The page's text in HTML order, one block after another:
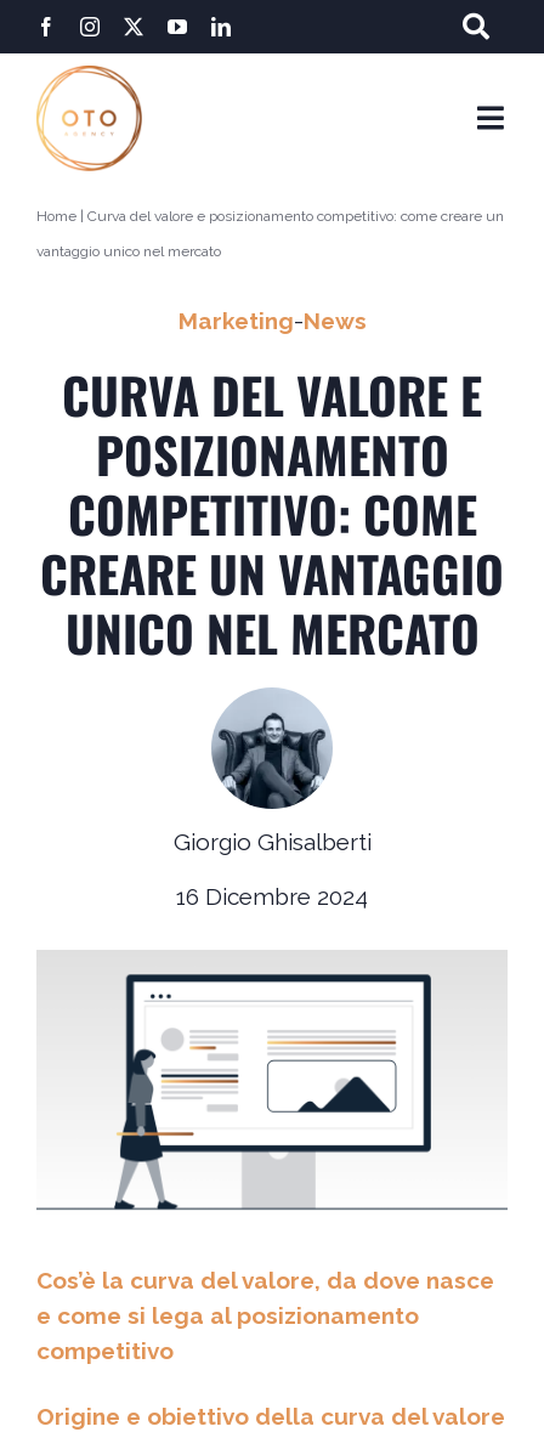
Salta
al
contenuto
Home| Curva del valore e posizionamento competitivo: come creare un
vantaggio unico nel mercato
Marketing-News
CURVA DEL VALORE E
POSIZIONAMENTO
COMPETITIVO: COME
CREARE UN VANTAGGIO
UNICO NEL MERCATO
Giorgio Ghisalberti
16 Dicembre 2024
Cos’è la curva del valore, da dove nasce
e come si lega al posizionamento
competitivo
Origine e obiettivo della curva del valore